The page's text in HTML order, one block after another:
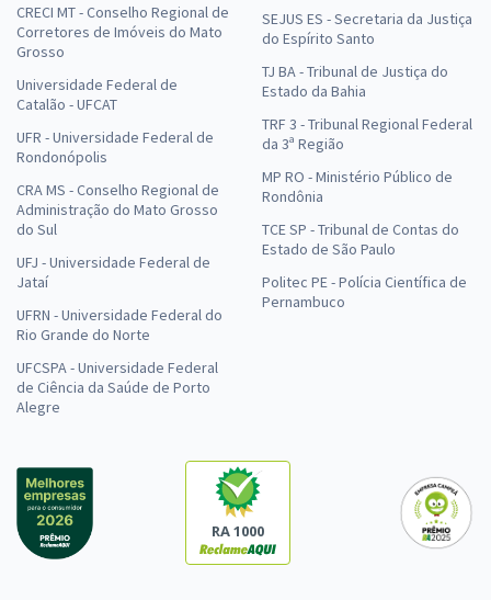
CRECI MT - Conselho Regional de
Corretores de Imóveis do Mato
Grosso
Universidade Federal de
Catalão - UFCAT
UFR - Universidade Federal de
Rondonópolis
CRA MS - Conselho Regional de
Administração do Mato Grosso
do Sul
UFJ - Universidade Federal de
Jataí
UFRN - Universidade Federal do
Rio Grande do Norte
UFCSPA - Universidade Federal
de Ciência da Saúde de Porto
Alegre
SEJUS ES - Secretaria da Justiça
do Espírito Santo
TJ BA - Tribunal de Justiça do
Estado da Bahia
TRF 3 - Tribunal Regional Federal
da 3ª Região
MP RO - Ministério Público de
Rondônia
TCE SP - Tribunal de Contas do
Estado de São Paulo
Politec PE - Polícia Científica de
Pernambuco
RA 1000